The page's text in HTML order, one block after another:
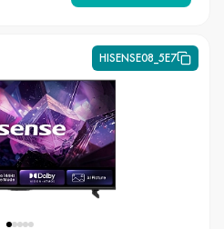
HISENSE08_5E7